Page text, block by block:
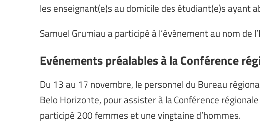
les enseignant(e)s au domicile des étudiant(e)s ayant
Samuel Grumiau a participé à l’événement au nom de
Evénements préalables à la Conférence
Du 13 au 17 novembre, le personnel du Bureau
Belo Horizonte, pour assister à la Conférence
participé 200 femmes et une vingtaine d’hommes.